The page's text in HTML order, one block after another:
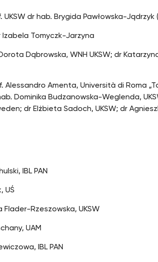
UKSW dr hab. Brygida Pawłowska-Jądrzyk
Izabela Tomyczk-Jarzyna
Dąbrowska, WNH UKSW; dr
Alessandro Amenta, Università di Roma
Dominika Budzanowska-Weglenda,
dr Elżbieta Sadoch, UKSW; dr
IBL PAN
UŚ
Rzeszowska, UKSW
UAM
IBL PAN